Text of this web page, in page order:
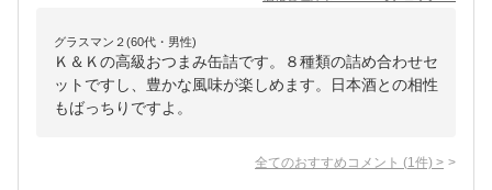
グラスマン２(60代・男性)
Ｋ＆Ｋの高級おつまみ缶詰です。８種類の詰め合わせセ
ットですし、豊かな風味が楽しめます。日本酒との相性
もばっちりですよ。
全てのおすすめコメント (1 件) >